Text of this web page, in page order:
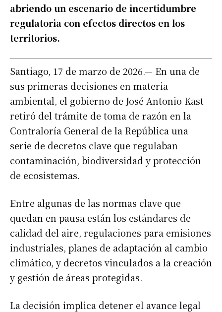
abriendo un escenario de incertidumbre
regulatoria con efectos directos en los
territorios.
Santiago, 17 de marzo de 2026.— En una de
sus primeras decisiones en materia
ambiental, el gobierno de José Antonio Kast
retiró del trámite de toma de razón en la
Contraloría General de la República una
serie de decretos clave que regulaban
contaminación, biodiversidad y protección
de ecosistemas.
Entre algunas de las normas clave que
quedan en pausa están los estándares de
calidad del aire, regulaciones para emisiones
industriales, planes de adaptación al cambio
climático, y decretos vinculados a la creación
y gestión de áreas protegidas.
La decisión implica detener el avance legal